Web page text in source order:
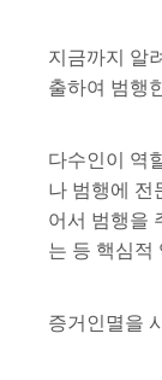
지금까지 알
출하여 범행
다수인이 역
나 범행에 전
어서 범행을
는 등 핵심적
증거인멸을